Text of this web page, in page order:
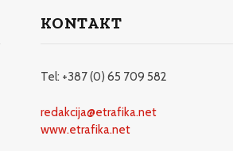
KONTAKT
Tel: +387 (0) 65 709 582
redakcija@etrafika.net
www.etrafika.net